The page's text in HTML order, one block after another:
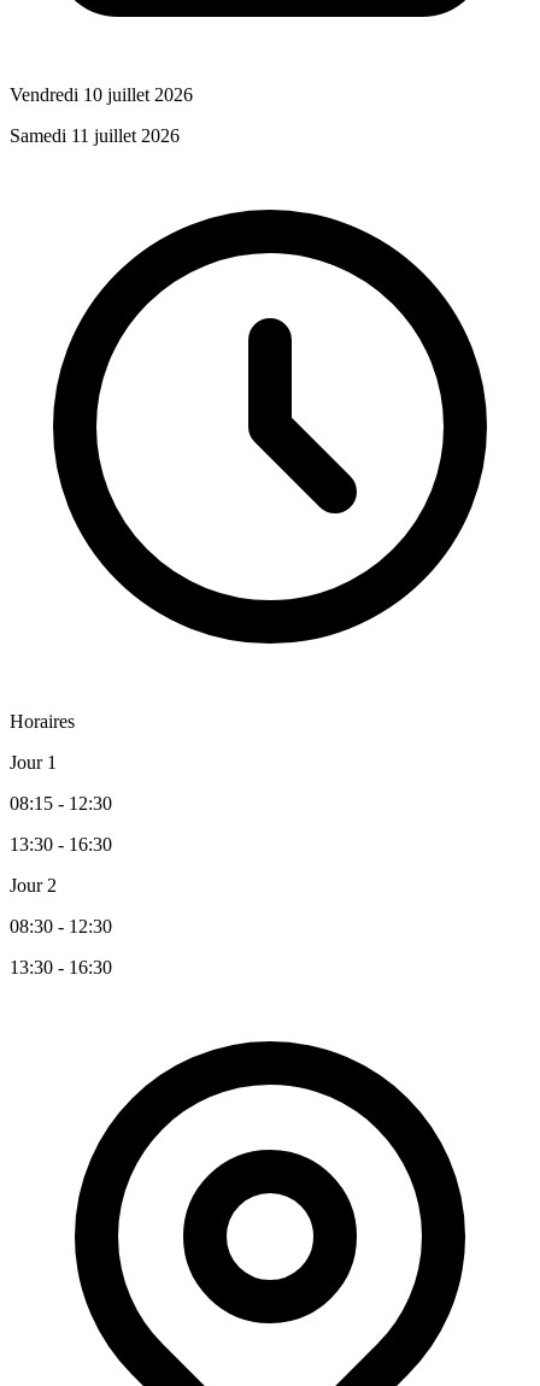
Vendredi 10 juillet 2026
Samedi 11 juillet 2026
Horaires
Jour 1
08:15 - 12:30
13:30 - 16:30
Jour 2
08:30 - 12:30
13:30 - 16:30